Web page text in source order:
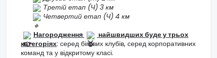
Третій етап (Ч) 3 км
Четвертий етап (Ч) 4 км
Нагородження
найшвидших буде у трьох
категоріях: серед бігових клубів, серед корпоративних
команд та у відкритому класі.